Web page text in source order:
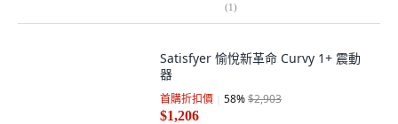
(1)
Satisfyer 愉悅新革命 Curvy 1+ 震動
器
首購折扣價 58%$2,903
$1,206